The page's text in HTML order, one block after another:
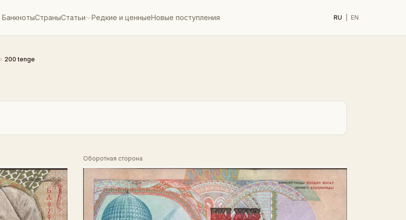
БанкнотыСтраныСтатьи Редкие и ценныеНовые поступления RU EN
› 200 tenge
Оборотная сторона